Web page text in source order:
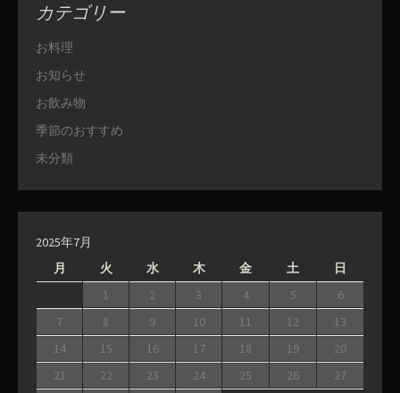
カテゴリー
お料理
お知らせ
お飲み物
季節のおすすめ
未分類
2025年7月
月
火 水 木 金 土 日
1 2 3 4 5
6
7
8 9 10 11 12
13
14
15 16 17 18 19
20
21
22 23 24 25 26
27